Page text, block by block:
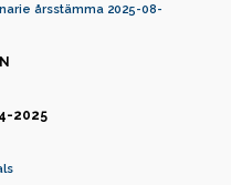
årsstämma 2025-08-
2025